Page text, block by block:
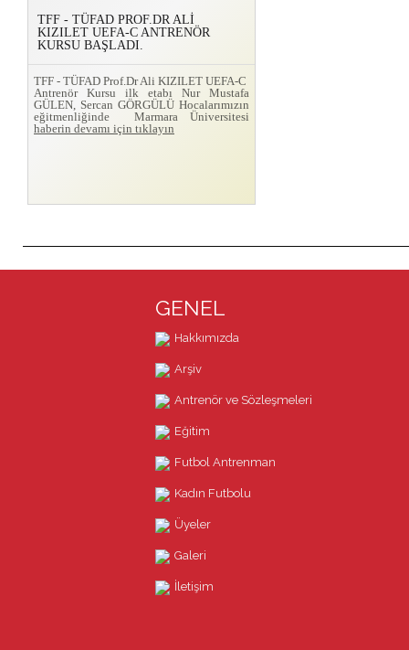
TFF - TÜFAD PROF.DR ALİ
KIZILET UEFA-C ANTRENÖR
KURSU BAŞLADI.
TFF - TÜFAD Prof.Dr Ali KIZILET UEFA-C
Antrenör Kursu ilk etabı Nur Mustafa
GÜLEN, Sercan GÖRGÜLÜ Hocalarımızın
eğitmenliğinde Marmara Üniversitesi
haberin devamı için tıklayın
GENEL
Hakkımızda
Arşiv
Antrenör ve Sözleşmeleri
Eğitim
Futbol Antrenman
Kadın Futbolu
Üyeler
Galeri
İletişim